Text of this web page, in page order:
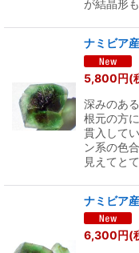
が結晶形
ナミビア
5,800円(
深みのあ
根元の方
貫入して
ン系の色
見えてと
ナミビア
6,300円(